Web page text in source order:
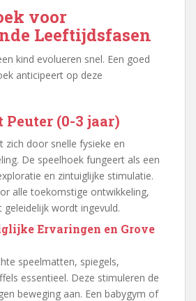
voor
Leeftijdsfasen
kind evolueren snel. Een goed
anticipeert op deze
Peuter (0-3 jaar)
zich door snelle fysieke en
De speelhoek fungeert als een
en zintuiglijke stimulatie.
alle toekomstige ontwikkeling,
geleidelijk wordt ingevuld.
Ervaringen en Grove
speelmatten, spiegels,
essentieel. Deze stimuleren de
beweging aan. Een babygym of